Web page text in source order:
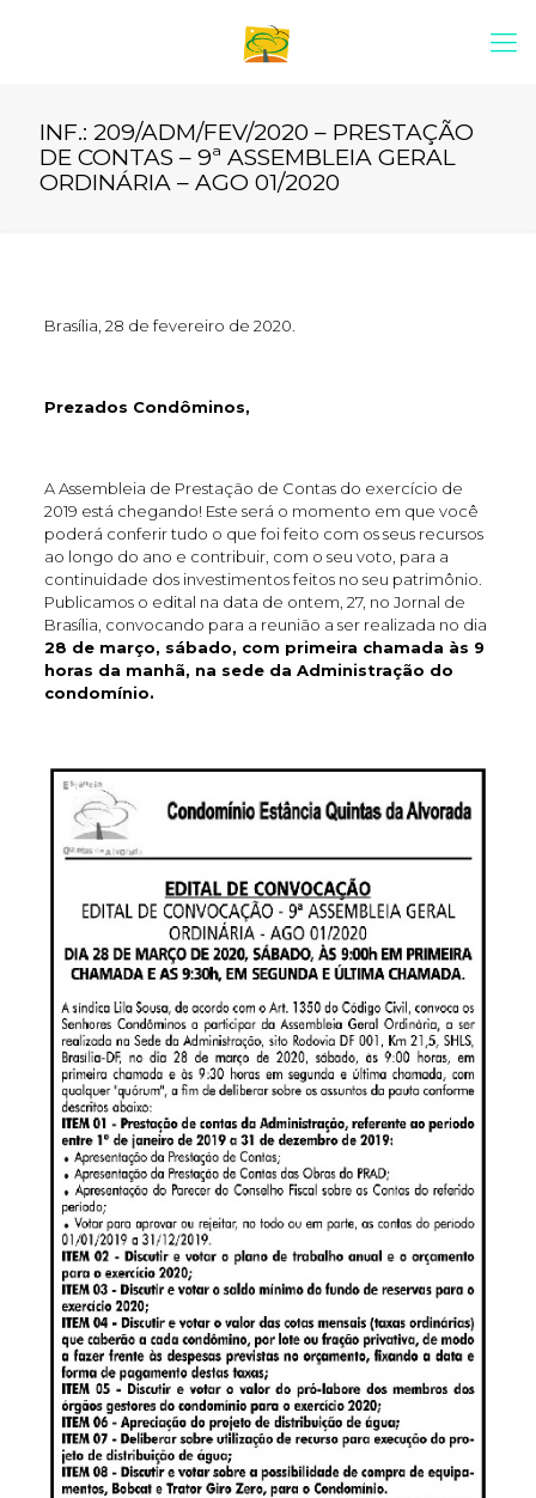
INF.: 209/ADM/FEV/2020 – PRESTAÇÃO
DE CONTAS – 9ª ASSEMBLEIA GERAL
ORDINÁRIA – AGO 01/2020
Brasília, 28 de fevereiro de 2020.
Prezados Condôminos,
A Assembleia de Prestação de Contas do exercício de
2019 está chegando! Este será o momento em que você
poderá conferir tudo o que foi feito com os seus recursos
ao longo do ano e contribuir, com o seu voto, para a
continuidade dos investimentos feitos no seu patrimônio.
Publicamos o edital na data de ontem, 27, no Jornal de
Brasília, convocando para a reunião a ser realizada no dia
28 de março, sábado, com primeira chamada às 9
horas da manhã, na sede da Administração do
condomínio.